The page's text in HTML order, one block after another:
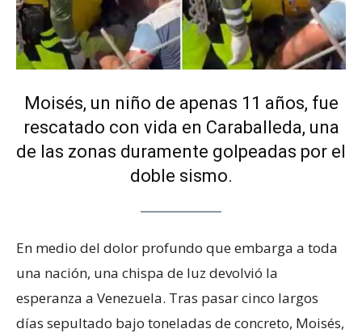
Moisés, un niño de apenas 11 años, fue
rescatado con vida en Caraballeda, una
de las zonas duramente golpeadas por el
doble sismo.
En medio del dolor profundo que embarga a toda
una nación, una chispa de luz devolvió la
esperanza a Venezuela. Tras pasar cinco largos
días sepultado bajo toneladas de concreto, Moisés,